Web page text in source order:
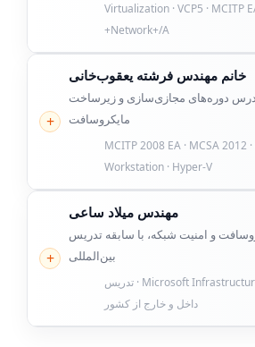
Virtualization · VCP5 · MCITP
Network+/A+
خانم مهندس فرشته یعقوب‌خانی
دوره‌های مجازی‌سازی و زیرساخت
مایکروسافت
MCITP 2008 EA · MCSA 2012
Workstation · Hyper-V
مهندس میلاد ساعی
و امنیت شبکه، با سابقه تدریس
بین‌المللی
Microsoft Infrastructure · Network Security · تدریس
داخل و خارج از کشور